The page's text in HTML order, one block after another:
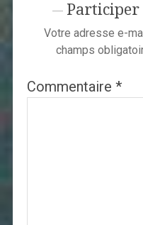
Participer
Votre adresse e-
champs
Commentaire *